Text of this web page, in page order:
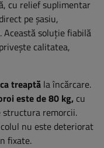
cu relief suplimentar
pe șasiu,
Această soluție fiabilă
calitatea,
treaptă la încărcare.
este de 80 kg, cu
structura remorcii.
nu este deteriorat
fixate.